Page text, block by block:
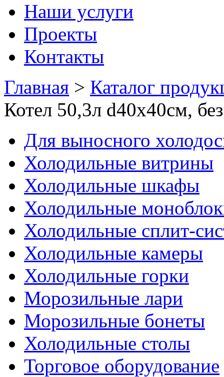
Наши услуги
Проекты
Контакты
Главная > Каталог
Котел 50,3л d40х40см,
Для выносного
Холодильные витрины
Холодильные шкафы
Холодильные
Холодильные сплит-
Холодильные камеры
Холодильные горки
Морозильные лари
Морозильные бонеты
Холодильные столы
Торговое оборудование